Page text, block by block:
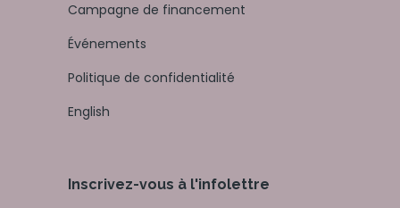
Campagne de financement
Événements
Politique de confidentialité
English
Inscrivez-vous à l'infolettre